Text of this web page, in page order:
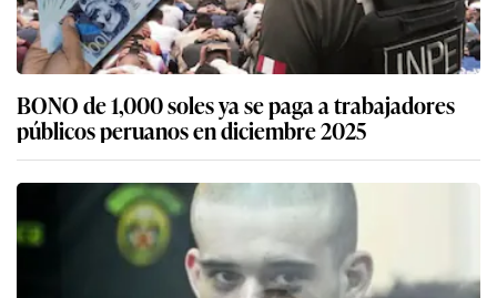
BONO de 1,000 soles ya se paga a trabajadores
públicos peruanos en diciembre 2025